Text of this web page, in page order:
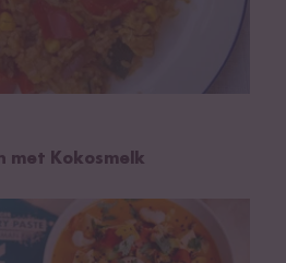
met Kokosmelk